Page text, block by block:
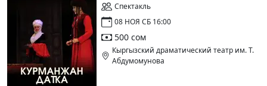
Спектакль
08 НОЯ СБ 16:00
500 сом
Кыргызский драматический театр им. Т.
Абдумомунова